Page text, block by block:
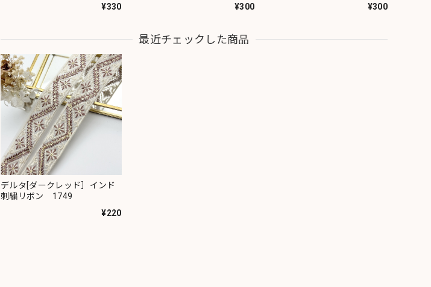
¥330
¥300
¥300
最近チェックした商品
デルタ[ダークレッド］インド
刺繍リボン 1749
¥220